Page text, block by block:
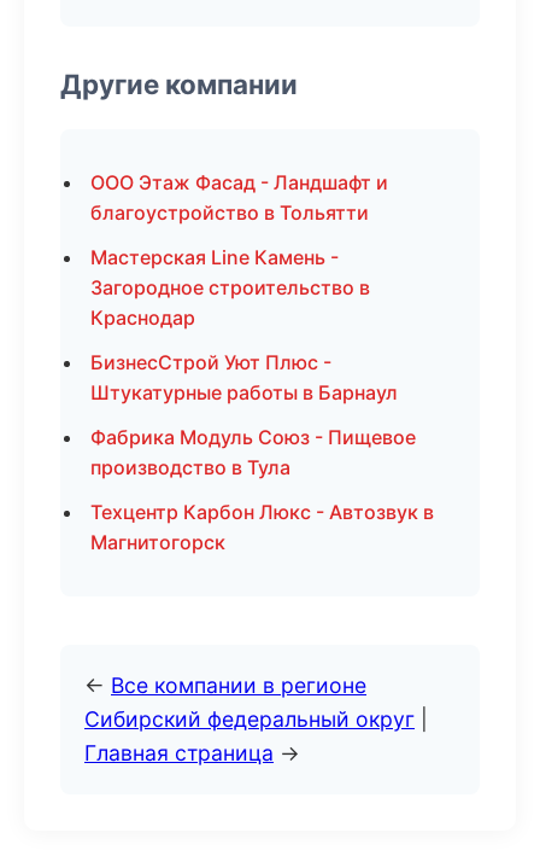
Другие компании
ООО Этаж Фасад - Ландшафт и
благоустройство в Тольятти
Мастерская Line Камень -
Загородное строительство в
Краснодар
БизнесСтрой Уют Плюс -
Штукатурные работы в Барнаул
Фабрика Модуль Союз - Пищевое
производство в Тула
Техцентр Карбон Люкс - Автозвук в
Магнитогорск
← Все компании в регионе
Сибирский федеральный округ
Главная страница →